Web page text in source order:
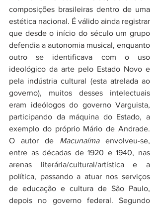
composições brasileiras dentro de uma
estética nacional. É válido ainda registrar
que desde o início do século um grupo
defendia a autonomia musical, enquanto
outro se identificava com o uso
ideológico da arte pelo Estado Novo e
pela indústria cultural (esta atrelada ao
governo), muitos desses intelectuais
eram ideólogos do governo Varguista,
participando da máquina do Estado, a
exemplo do próprio Mário de Andrade.
O autor de Macunaíma envolveu-se,
entre as décadas de 1920 e 1940, nas
arenas literária/cultural/artística e a
política, passando a atuar nos serviços
de educação e cultura de São Paulo,
depois no governo federal. Segundo